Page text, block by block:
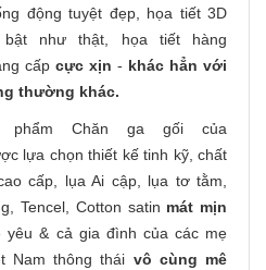
động tuyệt đẹp, họa tiết 3D
như thật, họa tiết hàng
cấp cực xịn - khác hẳn với
thường khác.
Chăn ga gối của
lựa chọn thiết kế tinh kỹ, chất
cấp, lụa Ai cập, lụa tơ tằm,
Tencel, Cotton satin mát mịn
yêu & cả gia đình của các mẹ
Nam thông thái vô cùng mê